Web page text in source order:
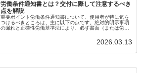
労働条件通知書とは？交付に際して注意するべき
点を解説
重要ポイント労働条件通知書について、使用者が特に気を
つけるべきところは、主に以下の点です。絶対的明示事項
の漏れと正確性労働基準法により、必ず書面（または労働
2026.03.13